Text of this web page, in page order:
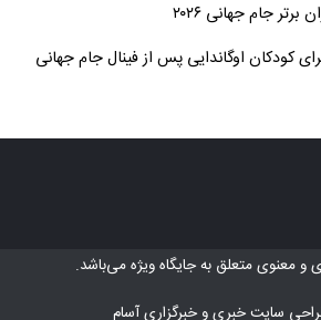
جام جهانی ۲۰۲۶
کودکان اوگاندایی پس از فینال جام جهانی
و معنوی متعلق بهجایگاه ویژهمی‌باشد.
سایت خبری و خبرگزاری آسام